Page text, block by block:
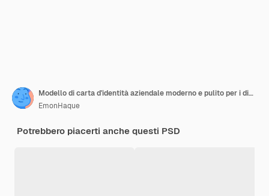
Modello di carta d'identità aziendale moderno e pulito per i dipendenti dell'ufficio aziendale PSD
EmonHaque
Potrebbero piacerti anche questi PSD